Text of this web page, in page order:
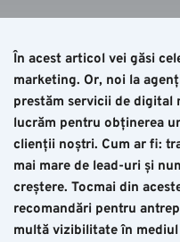
În acest articol vei găsi
marketing. Or, noi la
prestăm servicii de digital
lucrăm pentru obținerea
clienții noștri. Cum ar fi:
mai mare de lead-uri și
creștere. Tocmai din
recomandări pentru
multă vizibilitate în mediul